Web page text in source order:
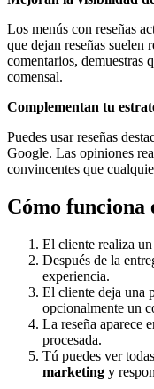
Los menús con reseñas
que dejan reseñas suelen
comentarios, demuestras
comensal.
Complementan tu
Puedes usar reseñas
Google. Las opiniones
convincentes que
Cómo funciona
El cliente realiza
Después de la
experiencia.
El cliente deja una
opcionalmente un
La reseña aparece
procesada.
Tú puedes ver
marketing y